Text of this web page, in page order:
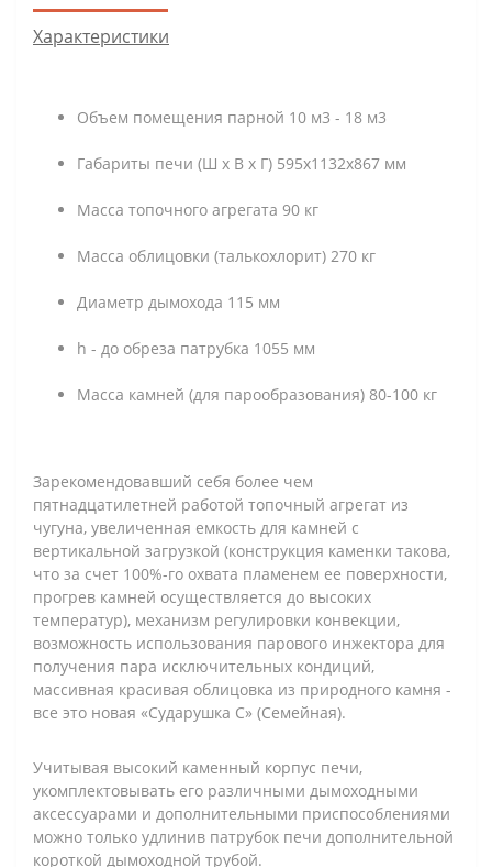
Характеристики
Объем помещения парной 10 м3 - 18 м3
Габариты печи (Ш x В x Г) 595х1132х867 мм
Масса топочного агрегата 90 кг
Масса облицовки (талькохлорит) 270 кг
Диаметр дымохода 115 мм
h - до обреза патрубка 1055 мм
Масса камней (для парообразования) 80-100 кг
Зарекомендовавший себя более чем
пятнадцатилетней работой топочный агрегат из
чугуна, увеличенная емкость для камней с
вертикальной загрузкой (конструкция каменки такова,
что за счет 100%-го охвата пламенем ее поверхности,
прогрев камней осуществляется до высоких
температур), механизм регулировки конвекции,
возможность использования парового инжектора для
получения пара исключительных кондиций,
массивная красивая облицовка из природного камня -
все это новая «Сударушка С» (Семейная).
Учитывая высокий каменный корпус печи,
укомплектовывать его различными дымоходными
аксессуарами и дополнительными приспособлениями
можно только удлинив патрубок печи дополнительной
короткой дымоходной трубой.